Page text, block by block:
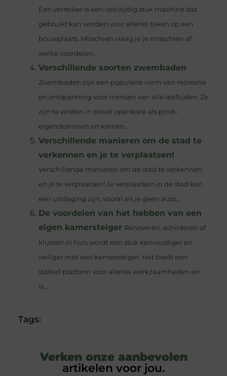
Een verreiker is een veelzijdig stuk machine dat
gebruikt kan worden voor allerlei taken op een
bouwplaats. Misschien vraag je je misschien af
welke voordelen...
Verschillende soorten zwembaden
Zwembaden zijn een populaire vorm van recreatie
en ontspanning voor mensen van alle leeftijden. Ze
zijn te vinden in zowel openbare als privé-
eigendommen en komen...
Verschillende manieren om de stad te
verkennen en je te verplaatsen!
Verschillende manieren om de stad te verkennen
en je te verplaatsen! Je verplaatsen in de stad kan
een uitdaging zijn, vooral als je geen auto...
De voordelen van het hebben van een
eigen kamersteiger Renoveren, schilderen of
klussen in huis wordt een stuk eenvoudiger en
veiliger met een kamersteiger. Het biedt een
stabiel platform voor allerlei werkzaamheden en
is...
Tags:
Verken onze aanbevolen
artikelen voor jou.